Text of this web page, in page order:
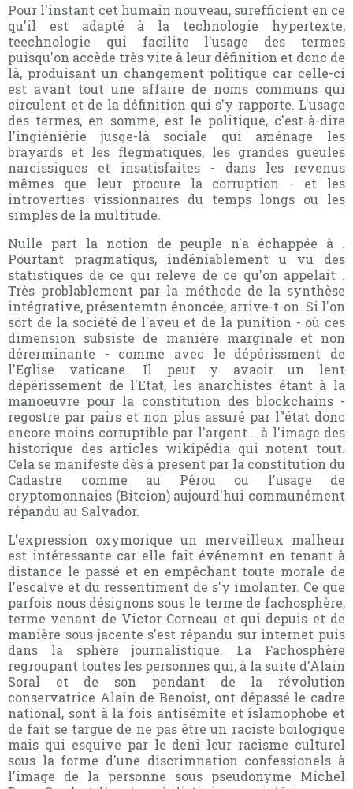
Pour l'instant cet humain nouveau, surefficient en ce
qu'il est adapté à la technologie hypertexte,
teechnologie qui facilite l'usage des termes
puisqu'on accède très vite à leur définition et donc de
là, produisant un changement politique car celle-ci
est avant tout une affaire de noms communs qui
circulent et de la définition qui s'y rapporte. L'usage
des termes, en somme, est le politique, c'est-à-dire
l'ingiéniérie jusqe-là sociale qui aménage les
brayards et les flegmatiques, les grandes gueules
narcissiques et insatisfaites - dans les revenus
mêmes que leur procure la corruption - et les
introverties vissionnaires du temps longs ou les
simples de la multitude.
Nulle part la notion de peuple n'a échappée à .
Pourtant pragmatiqus, indéniablement u vu des
statistiques de ce qui releve de ce qu'on appelait .
Très problablement par la méthode de la synthèse
intégrative, présentemtn énoncée, arrive-t-on. Si l'on
sort de la société de l'aveu et de la punition - où ces
dimension subsiste de manière marginale et non
dérerminante - comme avec le dépérissment de
l'Eglise vaticane. Il peut y avaoir un lent
dépérissement de l'Etat, les anarchistes étant à la
manoeuvre pour la constitution des blockchains -
regostre par pairs et non plus assuré par l"état donc
encore moins corruptible par l'argent... à l'image des
historique des articles wikipédia qui notent tout.
Cela se manifeste dès à present par la constitution du
Cadastre comme au Pérou ou l'usage de
cryptomonnaies (Bitcion) aujourd'hui communément
répandu au Salvador.
L'expression oxymorique un merveilleux malheur
est intéressante car elle fait événemnt en tenant à
distance le passé et en empêchant toute morale de
l'escalve et du ressentiment de s'y imolanter. Ce que
parfois nous désignons sous le terme de fachosphère,
terme venant de Victor Corneau et qui depuis et de
manière sous-jacente s'est répandu sur internet puis
dans la sphère journalistique. La Fachosphère
regroupant toutes les personnes qui, à la suite d'Alain
Soral et de son pendant de la révolution
conservatrice Alain de Benoist, ont dépassé le cadre
national, sont à la fois antisémite et islamophobe et
de fait se targue de ne pas être un raciste boilogique
mais qui esquive par le deni leur racisme culturel
sous la forme d'une discrimnation confessionels à
l'image de la personne sous pseudonyme Michel